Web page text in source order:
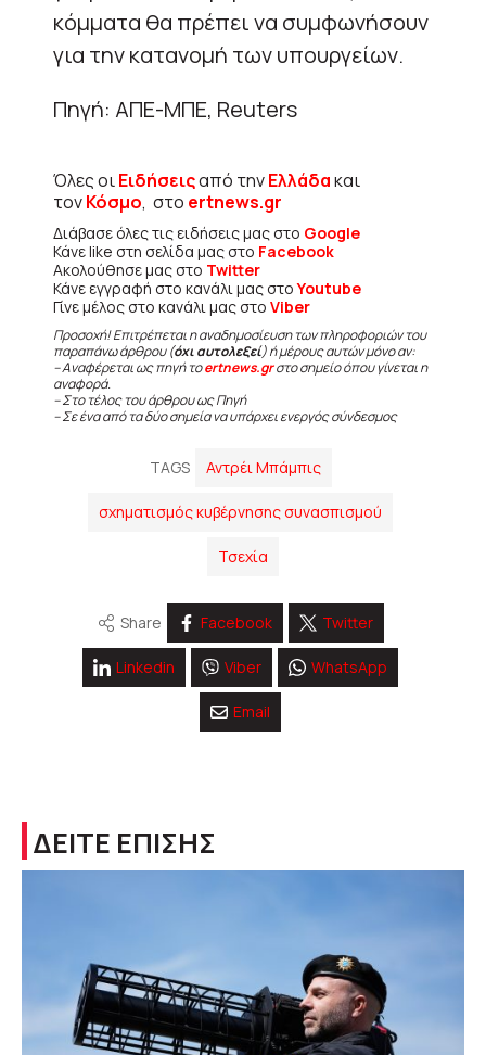
κόμματα θα πρέπει να συμφωνήσουν
για την κατανομή των υπουργείων.
Πηγή: ΑΠΕ-ΜΠΕ, Reuters
Όλες οιΕιδήσειςαπό τηνΕλλάδακαι
τονΚόσμο, στο ertnews.gr
Διάβασε όλες τις ειδήσεις μας στο Google
Κάνε like στη σελίδα μας στο Facebook
Ακολούθησε μας στο Twitter
Κάνε εγγραφή στο κανάλι μας στοYoutube
Γίνε μέλος στο κανάλι μας στο Viber
Προσοχή! Επιτρέπεται η αναδημοσίευση των πληροφοριών του
παραπάνω άρθρου (όχι αυτολεξεί) ή μέρους αυτών μόνο αν:
– Αναφέρεται ως πηγή τοertnews.grστο σημείο όπου γίνεται η
αναφορά.
– Στο τέλος του άρθρου ως Πηγή
– Σε ένα από τα δύο σημεία να υπάρχει ενεργός σύνδεσμος
TAGS Αντρέι Μπάμπις
σχηματισμός κυβέρνησης συνασπισμού
Τσεχία
Share Facebook Twitter
Linkedin Viber WhatsApp
Email
ΔΕΙΤΕ ΕΠΙΣΗΣ